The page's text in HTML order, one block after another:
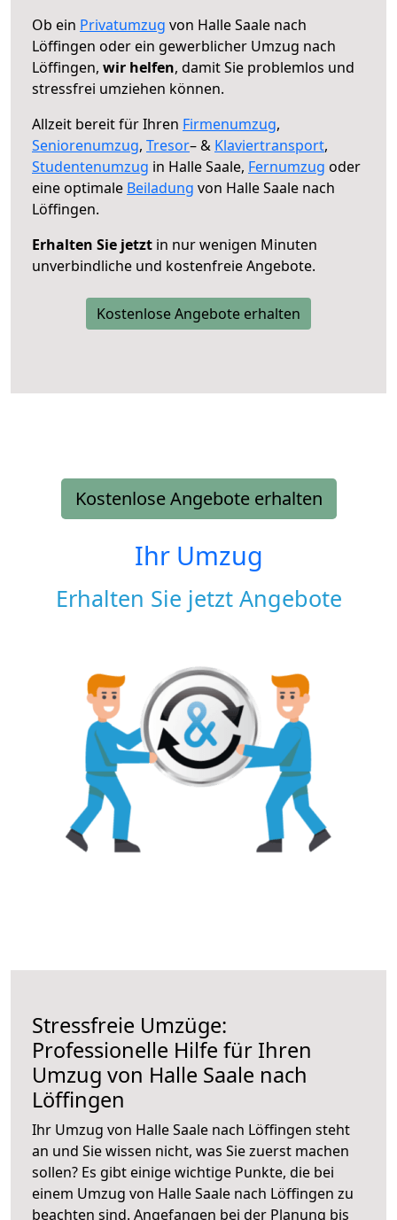
Ob ein Privatumzug von Halle Saale nach
Löffingen oder ein gewerblicher Umzug nach
Löffingen, wir helfen, damit Sie problemlos und
stressfrei umziehen können.
Allzeit bereit für Ihren Firmenumzug,
Seniorenumzug, Tresor– & Klaviertransport,
Studentenumzug in Halle Saale, Fernumzug oder
eine optimale Beiladung von Halle Saale nach
Löffingen.
Erhalten Sie jetzt in nur wenigen Minuten
unverbindliche und kostenfreie Angebote.
Kostenlose Angebote erhalten
Kostenlose Angebote erhalten
Ihr Umzug
Erhalten Sie jetzt Angebote
Stressfreie Umzüge:
Professionelle Hilfe für Ihren
Umzug von Halle Saale nach
Löffingen
Ihr Umzug von Halle Saale nach Löffingen steht
an und Sie wissen nicht, was Sie zuerst machen
sollen? Es gibt einige wichtige Punkte, die bei
einem Umzug von Halle Saale nach Löffingen zu
beachten sind. Angefangen bei der Planung bis